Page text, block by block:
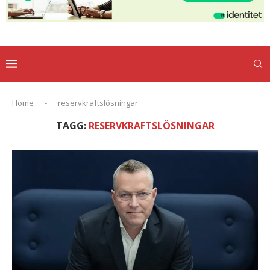
Home - reservkraftslösningar
TAGG: RESERVKRAFTSLÖSNINGAR